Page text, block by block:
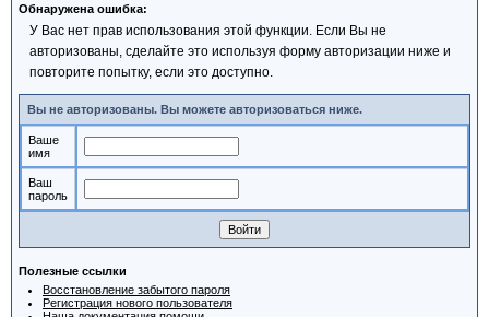
Обнаружена ошибка:
У Вас нет прав использования этой функции. Если Вы не
авторизованы, сделайте это используя форму авторизации ниже и
повторите попытку, если это доступно.
Вы не авторизованы. Вы можете авторизоваться ниже.
Ваше
имя
Ваш
пароль
Полезные ссылки
Восстановление забытого пароля
Регистрация нового пользователя